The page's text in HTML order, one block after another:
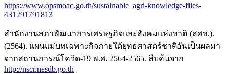
https://www.opsmoac.go.th/sustainable_agri-knowledge-files-
431291791813
สำนักงานสภาพัฒนาการเศรษฐกิจและสังคมแห่งชาติ (สศช.).
(2564). แผนแม่บทเฉพาะกิจภายใต้ยุทธศาสตร์ชาติอันเป็นผลมา
จากสถานการณ์โควิด-19 พ.ศ. 2564-2565. สืบค้นจาก
http://nscr.nesdb.go.th